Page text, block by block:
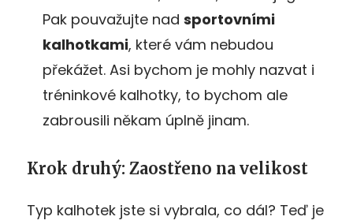
Pak pouvažujte nad sportovními
kalhotkami, které vám nebudou
překážet. Asi bychom je mohly nazvat i
tréninkové kalhotky, to bychom ale
zabrousili někam úplně jinam.
Krok druhý: Zaostřeno na velikost
Typ kalhotek jste si vybrala, co dál? Teď je